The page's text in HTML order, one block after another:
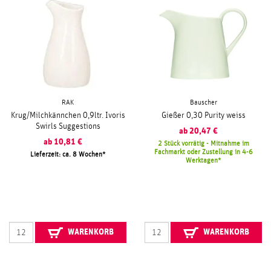
RAK
Krug/Milchkännchen 0,9ltr. Ivoris
Swirls Suggestions
ab 10,81 €
Lieferzeit: ca. 8 Wochen
WARENKORB
Bauscher
Gießer 0,30 Purity weiss
ab 20,47 €
2 Stück vorrätig - Mitnahme im
Fachmarkt oder Zustellung in 4-6
Werktagen
WARENKORB